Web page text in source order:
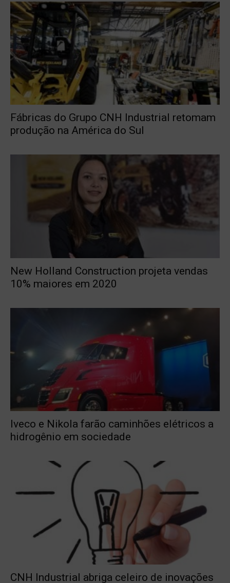
Fábricas do Grupo CNH Industrial retomam
produção na América do Sul
New Holland Construction projeta vendas
10% maiores em 2020
Iveco e Nikola farão caminhões elétricos a
hidrogênio em sociedade
CNH Industrial abriga celeiro de inovações